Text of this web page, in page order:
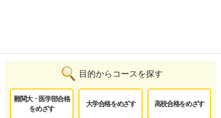
目的からコースを探す
難関大・医学部合格
をめざす
大学合格をめざす 高校合格をめざす